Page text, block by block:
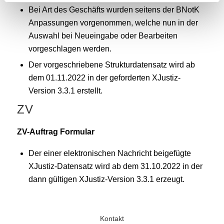
Bei Art des Geschäfts wurden seitens der BNotK
Anpassungen vorgenommen, welche nun in der
Auswahl bei Neueingabe oder Bearbeiten
vorgeschlagen werden.
Der vorgeschriebene Strukturdatensatz wird ab
dem 01.11.2022 in der geforderten XJustiz-
Version 3.3.1 erstellt.
ZV
ZV-Auftrag Formular
Der einer elektronischen Nachricht beigefügte
XJustiz-Datensatz wird ab dem 31.10.2022 in der
dann gültigen XJustiz-Version 3.3.1 erzeugt.
Kontakt